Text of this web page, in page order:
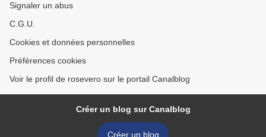
Signaler un abus
C.G.U.
Cookies et données personnelles
Préférences cookies
Voir le profil de rosevero sur le portail Canalblog
Créer un blog sur Canalblog
Créer un blog